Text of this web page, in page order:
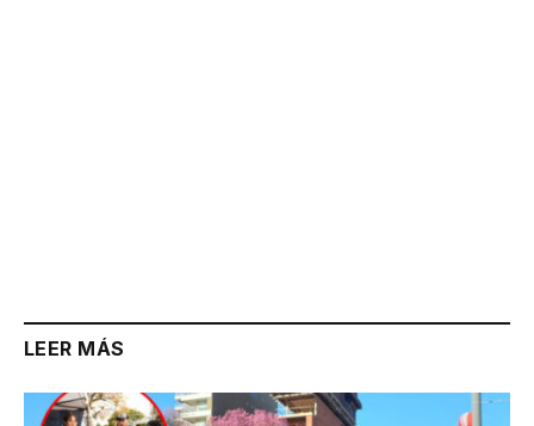
LEER MÁS